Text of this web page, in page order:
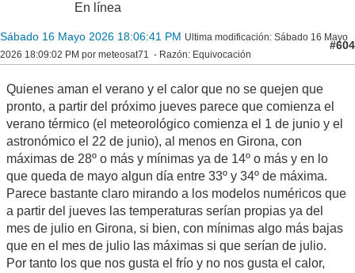
En línea
Sábado 16 Mayo 2026 18:06:41 PM Ultima modificación: Sábado 16 Mayo
2026 18:09:02 PM por meteosat71
Razón: Equivocación
#604
Quienes aman el verano y el calor que no se quejen que
pronto, a partir del próximo jueves parece que comienza el
verano térmico (el meteorológico comienza el 1 de junio y el
astronómico el 22 de junio), al menos en Girona, con
máximas de 28º o más y mínimas ya de 14º o más y en lo
que queda de mayo algun día entre 33º y 34º de máxima.
Parece bastante claro mirando a los modelos numéricos que
a partir del jueves las temperaturas serían propias ya del
mes de julio en Girona, si bien, con mínimas algo más bajas
que en el mes de julio las máximas si que serían de julio.
Por tanto los que nos gusta el frío y no nos gusta el calor,